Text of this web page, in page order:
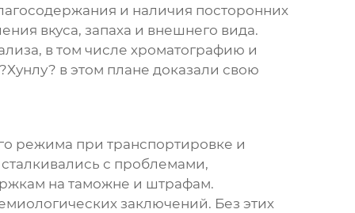
и наличия посторонних
вкуса, запаха и внешнего вида.
в том числе хроматографию и
в этом плане доказали свою
режима при транспортировке и
с проблемами,
на таможне и штрафам.
заключений. Без этих